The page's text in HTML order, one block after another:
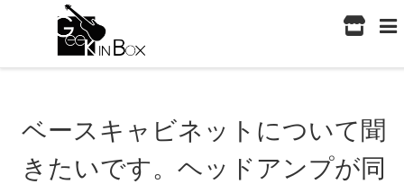
ベースキャビネットについて聞
きたいです。ヘッドアンプが同